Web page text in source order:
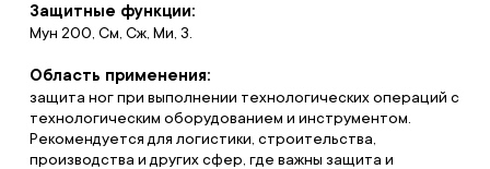
Защитные функции:
Мун 200, См, Сж, Ми, З.
Область применения:
защита ног при выполнении технологических операций с
технологическим оборудованием и инструментом.
Рекомендуется для логистики, строительства,
производства и других сфер, где важны защита и